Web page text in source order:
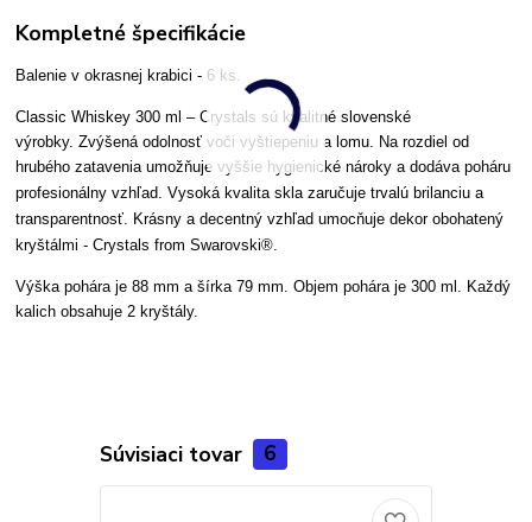
Kompletné špecifikácie
Balenie v okrasnej krabici - 6 ks.
Classic Whiskey 300 ml – Crystals sú kvalitné slovenské
výrobky. Zvýšená odolnosť voči vyštiepeniu a lomu. Na rozdiel od
hrubého zatavenia umožňuje vyššie hygienické nároky a dodáva poháru
profesionálny vzhľad.Vysoká kvalita skla zaručuje trvalú brilanciu a
transparentnosť. Krásny a decentný vzhľad umocňuje dekor obohatený
kryštálmi -Crystals from Swarovski®.
Výška pohára je 88 mm a šírka 79 mm. Objem pohára je 300 ml. Každý
kalich obsahuje 2 kryštály.
Súvisiaci tovar 6